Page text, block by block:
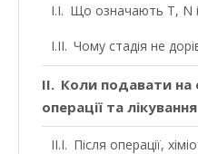
Що означають T, N
Чому стадія не
Коли подавати на
операції та лікування
Після операції,